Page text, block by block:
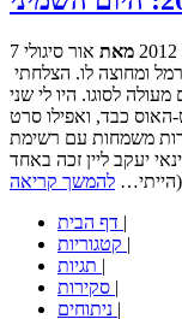
מאת אור סיגולי
לסוגו. היו לי שני
האוס כבד, ואפילו סרט
משמחות עם רשימת
יעקב ליין זכה באחד
להמשך קריאה
|
|
|
|
|